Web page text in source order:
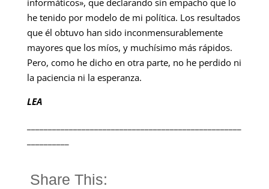
informáticos», que declarando sin empacho que lo
he tenido por modelo de mi política. Los resultados
que él obtuvo han sido inconmensurablemente
mayores que los míos, y muchísimo más rápidos.
Pero, como he dicho en otra parte, no he perdido ni
la paciencia ni la esperanza.
LEA
Share This: